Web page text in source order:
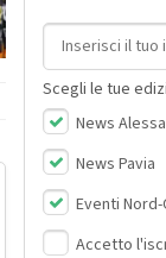
Indirizzo
Scegli le tue
News
News Pavia
Eventi
Accetto